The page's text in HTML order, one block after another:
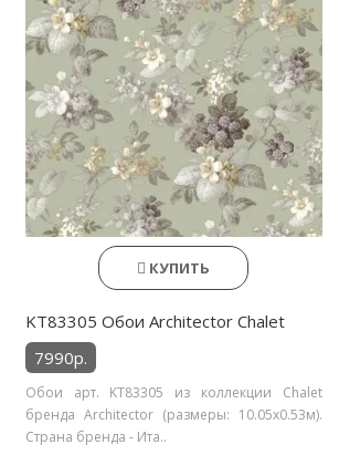
КУПИТЬ
KT83305 Обои Architector Chalet
7990р.
Обои арт. KT83305 из коллекции Chalet
бренда Architector (размеры: 10.05х0.53м).
Страна бренда - Ита..